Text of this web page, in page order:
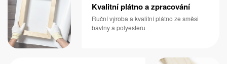
Kvalitní plátno a zpracování
Ruční výroba a kvalitní plátno ze směsi
bavlny a polyesteru